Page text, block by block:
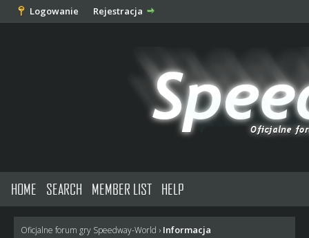
Logowanie Rejestracja
HOME SEARCH MEMBER LIST HELP
Oficjalne forum gry Speedway-World › Informacja